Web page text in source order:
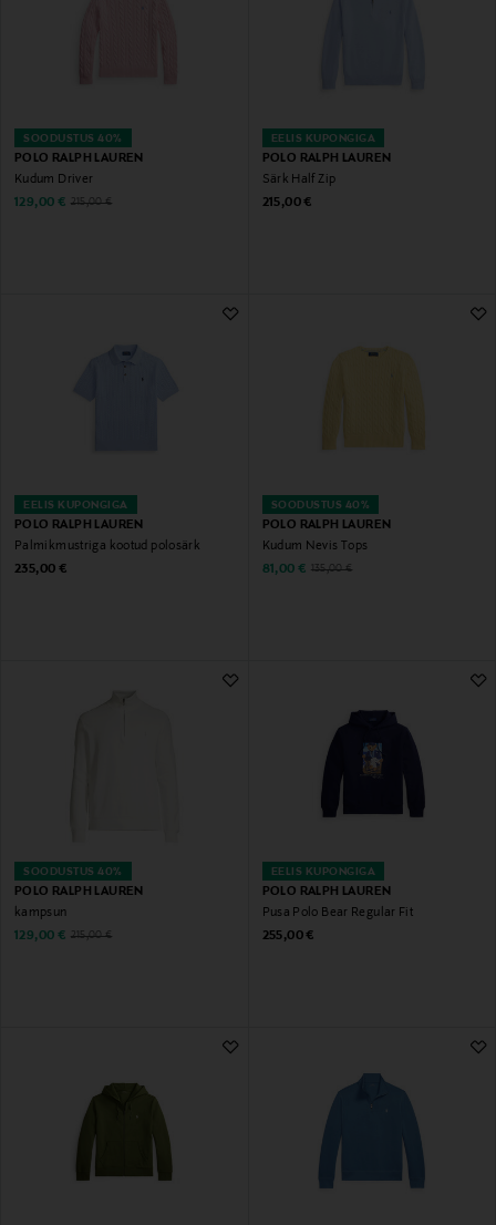
SOODUSTUS 40%
POLO RALPH LAUREN
Kudum Driver
Discounted Price
129,00 € Original Price
215,00 €
EELIS KUPONGIGA
POLO RALPH LAUREN
Särk Half Zip
Original Price
215,00 €
EELIS KUPONGIGA
POLO RALPH LAUREN
Palmikmustriga kootud polosärk
Original Price
235,00 €
SOODUSTUS 40%
POLO RALPH LAUREN
Kudum Nevis Tops
Discounted Price
81,00 € Original Price
135,00 €
SOODUSTUS 40%
POLO RALPH LAUREN
kampsun
Discounted Price
129,00 € Original Price
215,00 €
EELIS KUPONGIGA
POLO RALPH LAUREN
Pusa Polo Bear Regular Fit
Original Price
255,00 €